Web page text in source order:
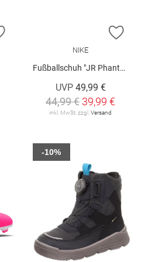
ZUR WUNSCHLISTE HINZUFÜGEN
ZUR
NIKE
Fußballschuh "JR Phantom 6 Low Club"
UVP 49,99 €
44,99 € 39,99 €
inkl. MwSt. zzgl. Versand
-10%